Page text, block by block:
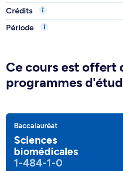
Crédits
Période
Ce cours est offert
programmes
Baccalauréat
Sciences
biomédicales
1-484-1-0